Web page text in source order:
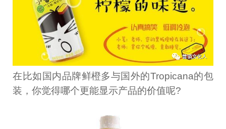
在比如国内品牌鲜橙多与国外的Tropicana的包
装，你觉得哪个更能显示产品的价值呢?